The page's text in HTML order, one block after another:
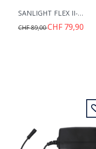
SANLIGHT FLEX II-SERIE 20W 90CM
CHF 89,00CHF 79,90